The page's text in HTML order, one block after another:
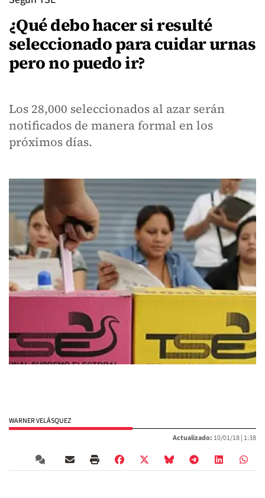
¿Qué debo hacer si resulté
seleccionado para cuidar urnas
pero no puedo ir?
Los 28,000 seleccionados al azar serán
notificados de manera formal en los
próximos días.
WARNER VELÁSQUEZ
Actualizado: 10/01/18 | 1:38